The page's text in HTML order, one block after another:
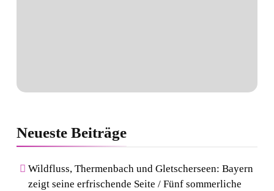
Neueste Beiträge
Wildfluss, Thermenbach und Gletscherseen: Bayern
zeigt seine erfrischende Seite / Fünf sommerliche